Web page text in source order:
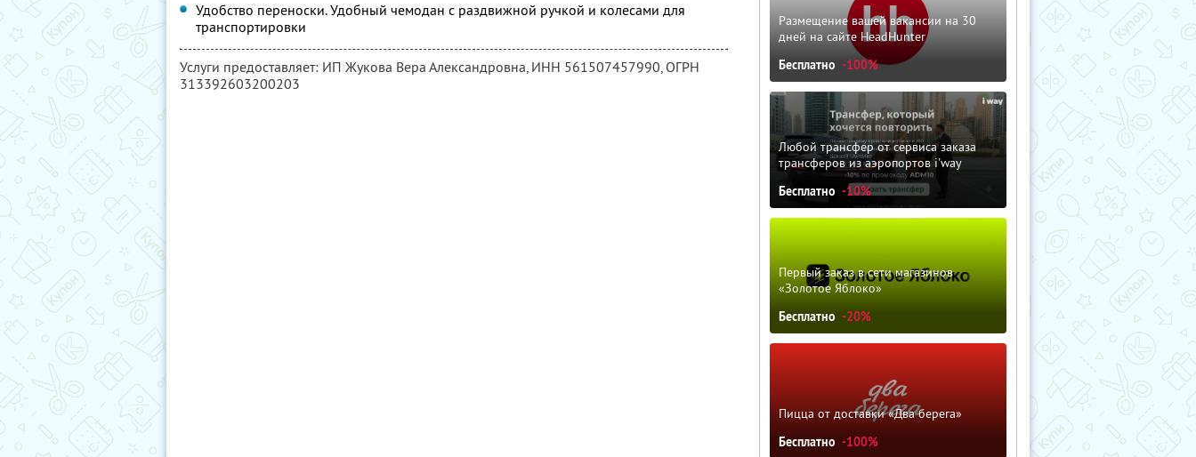
Удобство переноски. Удобный чемодан с раздвижной ручкой и колесами для
транспортировки
Услуги предоставляет: ИП Жукова Вера Александровна, ИНН 561507457990, ОГРН
313392603200203
Размещение вашей вакансии на 30
дней на сайте HeadHunter
Бесплатно -100%
Любой трансфер от сервиса заказа
трансферов из аэропортов i'way
Бесплатно -10%
Первый заказ в сети магазинов
«Золотое Яблоко»
Бесплатно -20%
Пицца от доставки «Два берега»
Бесплатно -100%